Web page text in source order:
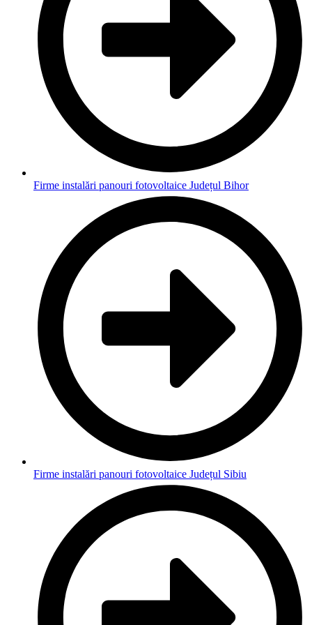
Firme instalări panouri fotovoltaice Județul Bihor
Firme instalări panouri fotovoltaice Județul Sibiu